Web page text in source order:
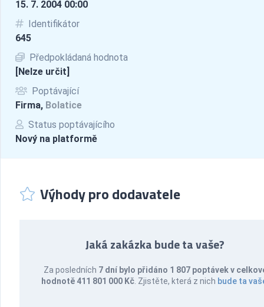
15. 7. 2004 00:00
Identifikátor
645
Předpokládaná hodnota
[Nelze určit]
Poptávající
Firma, Bolatice
Status poptávajícího
Nový na platformě
Výhody pro dodavatele
Jaká zakázka bude ta vaše?
Za posledních 7 dní bylo přidáno 1 807 poptávek v
hodnotě 411 801 000 Kč . Zjistěte, která z nich bude ta